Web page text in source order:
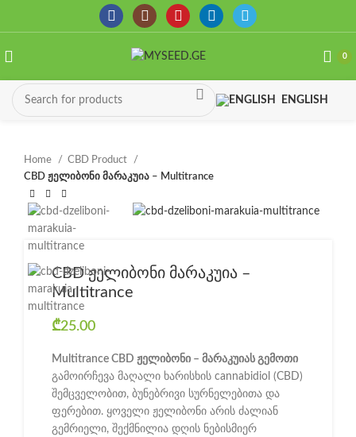
0
ENGLISH
Home
CBD Product
CBD ჟელიბონი მარაკუია – Multitrance
CBD ჟელიბონი მარაკუია –
Multitrance
₾25.00
Multitrance CBD ჟელიბონი – მარაკუიას გემოთი
გამოირჩევა მაღალი ხარისხის cannabidiol (CBD)
შემცველობით, ბუნებრივი სურნელებითა და
ფერებით. ყოველი ჟელიბონი არის ძალიან
გემრიელი, შექმნილია დღის ნებისმიერ